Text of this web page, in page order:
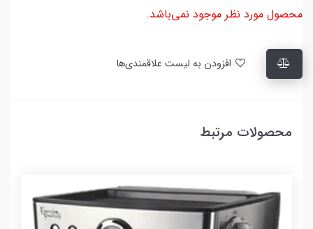
محصول مورد نظر موجود نمی‌باشد.
محصولات مرتبط